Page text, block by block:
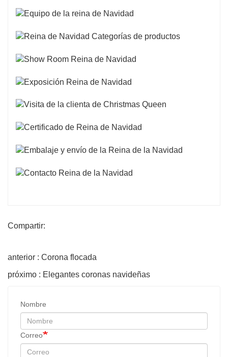
Compartir:
anterior : Corona flocada
próximo : Elegantes coronas navideñas
Nombre
Correo